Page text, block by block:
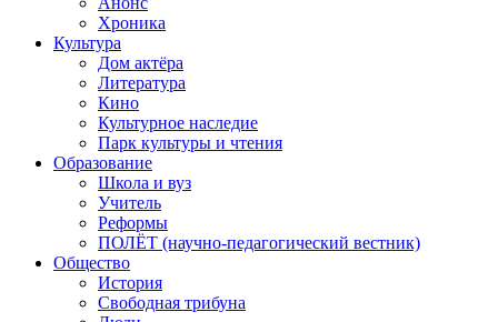
Хроника
Культура
Дом актёра
Литература
Кино
Культурное наследие
Парк культуры и чтения
Образование
Школа и вуз
Учитель
Реформы
ПОЛЁТ (научно-педагогический вестник)
Общество
История
Свободная трибуна